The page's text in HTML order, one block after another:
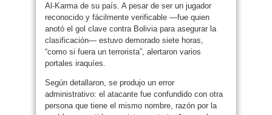
Al-Karma de su país. A pesar de ser un jugador
reconocido y fácilmente verificable —fue quien
anotó el gol clave contra Bolivia para asegurar la
clasificación— estuvo demorado siete horas,
“como si fuera un terrorista”, alertaron varios
portales iraquíes.
Según detallaron, se produjo un error
administrativo: el atacante fue confundido con otra
persona que tiene el mismo nombre, razón por la